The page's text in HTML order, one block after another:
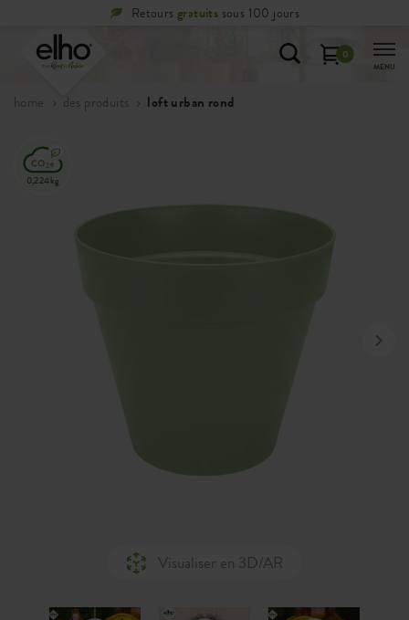
Retours gratuits sous 100 jours
0
MENU
home des produits loft urban rond
0,224kg
Visualiser en 3D/AR